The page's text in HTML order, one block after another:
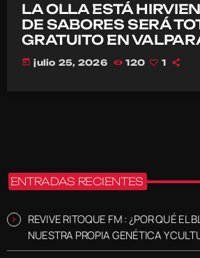
LA OLLA ESTÁ
DE SABORES SERÁ
GRATUITO EN
today julio 25, 2026 120 1
ENTRADAS RECIENTES
REVIVE RITOQUE FM : ¿POR QUÉ EL
NUESTRA PROPIA GENÉTICA Y